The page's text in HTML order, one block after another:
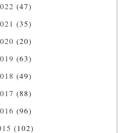
(47)
(35)
(20)
(63)
(49)
(88)
(96)
(102)